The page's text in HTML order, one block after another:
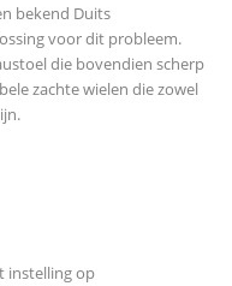
bekend Duits
voor dit probleem.
die bovendien scherp
zachte wielen die zowel
instelling op